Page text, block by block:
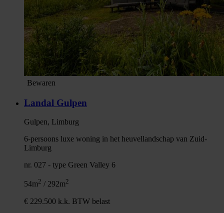
Bewaren
Landal Gulpen
Gulpen, Limburg
6-persoons luxe woning in het heuvellandschap van Zuid-
Limburg
nr. 027 - type Green Valley 6
54m2 / 292m2
€ 229.500 k.k. BTW belast